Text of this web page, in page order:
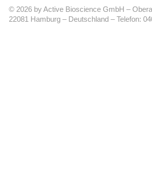
© 2026 by Active Bioscience GmbH –
22081 Hamburg – Deutschland – Telefon: